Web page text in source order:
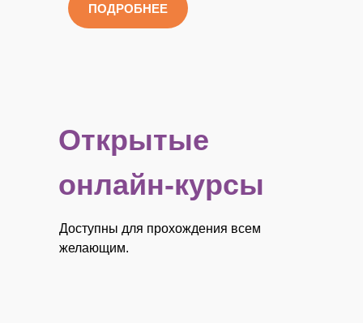
ПОДРОБНЕЕ
Открытые
онлайн-курсы
Доступны для прохождения всем
желающим.